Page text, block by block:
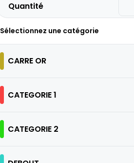
Quantité
Sélectionnez une catégorie
CARRE OR
CATEGORIE 1
CATEGORIE 2